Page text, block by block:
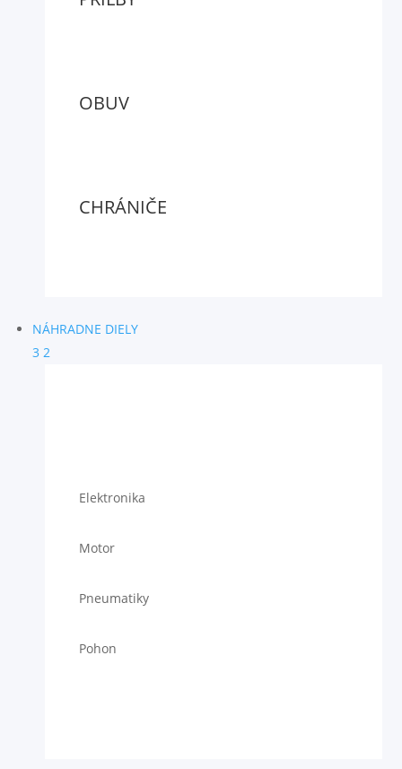
OBUV
CHRÁNIČE
NÁHRADNE DIELY
3 2
Elektronika
Motor
Pneumatiky
Pohon